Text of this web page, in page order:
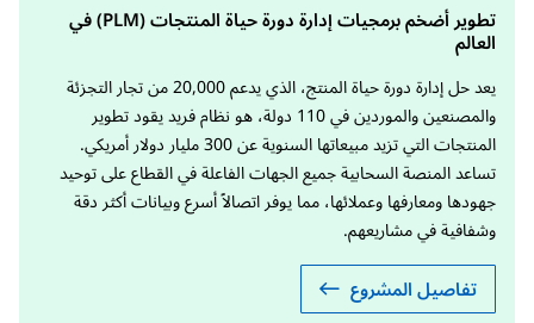
تطوير أضخم برمجيات إدارة دورة حياة المنتجات (PLM) في
العالم
يعد حل إدارة دورة حياة المنتج، الذي يدعم 20,000 من تجار التجزئة
والمصنعين والموردين في 110 دولة، هو نظام فريد يقود تطوير
المنتجات التي تزيد مبيعاتها السنوية عن 300 مليار دولار أمريكي.
تساعد المنصة السحابية جميع الجهات الفاعلة في القطاع على توحيد
جهودها ومعارفها وعملائها، مما يوفر اتصالاً أسرع وبيانات أكثر دقة
وشفافية في مشاريعهم.
تفاصيل المشروع